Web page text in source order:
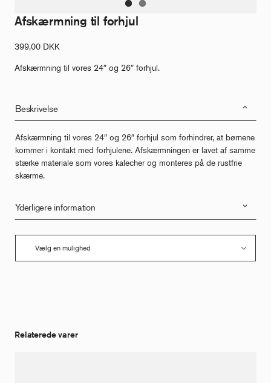
Afskærmning til forhjul
399,00 DKK
Afskærmning til vores 24″ og 26″ forhjul.
Beskrivelse
Afskærmning til vores 24″ og 26″ forhjul som forhindrer, at børnene
kommer i kontakt med forhjulene. Afskærmningen er lavet af samme
stærke materiale som vores kalecher og monteres på de rustfrie
skærme.
Yderligere information
Relaterede varer